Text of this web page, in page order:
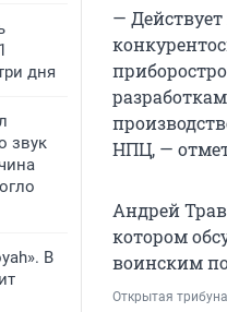
дня
звук
В
—
НПЦ, —
Андрей
котором
воинским
Открытая